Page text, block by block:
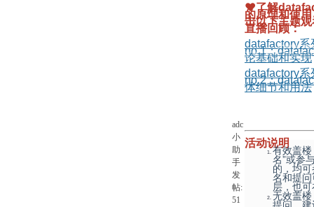
adc
小
助
手
发
帖:
51
❤了解
的原理和使
击以下主题
直播回顾：
datafactory系
no.1：
论基础和实现
datafactory系
no.2：
体细节和用法
活动说明
有效盖楼
名”或参
的，均
名和提
层，也
无效盖
提问、